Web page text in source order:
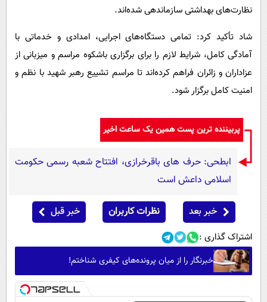
نظارت‌های بهداشتی سازماندهی شده‌اند.
شاد تأکید کرد: تمامی دستگاه‌های اجرایی، امدادی و خدماتی با
آمادگی کامل، شرایط لازم را برای برگزاری باشکوه مراسم و میزبانی از
عزاداران و زائران فراهم کرده‌اند تا مراسم تشییع رهبر شهید با نظم و
امنیت کامل برگزار شود.
پربیننده ترین پست همین یک ساعت اخیر
ابطحی: حرف های باقرخرازی، افتتاح شعبه رسمی حکومت
اسلامی داعش است
خبر بعد نظرات کاربران خبر قبل
اشتراک گذاری :
خبرنگار را از میان پرونده‌های کیفری شناختم!